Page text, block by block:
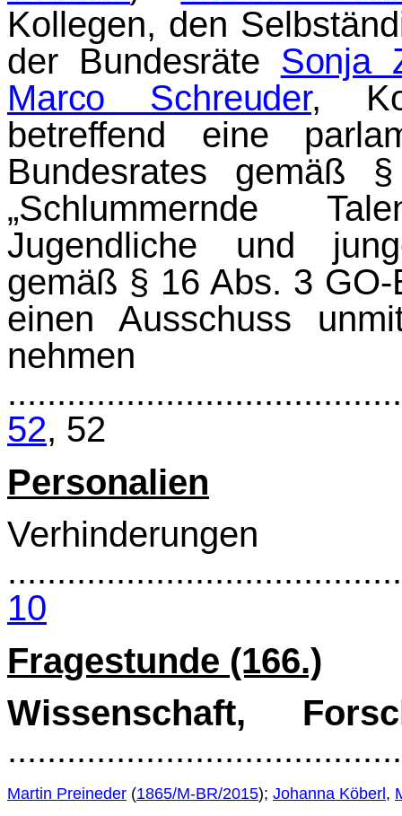
Kollegen, den
der Bun­desräte Sonja
Marco Schreuder,
betreffend eine
Bundesrates gemäß
„Schlummernde
Jugendliche und
gemäß § 16 Abs. 3
einen Ausschuss
nehmen
52, 52
Personalien
Verhinderungen
10
Fragestunde (166.)
Wissenschaft,
Martin Preineder (1865/M-BR/2015); Johanna Köberl ,